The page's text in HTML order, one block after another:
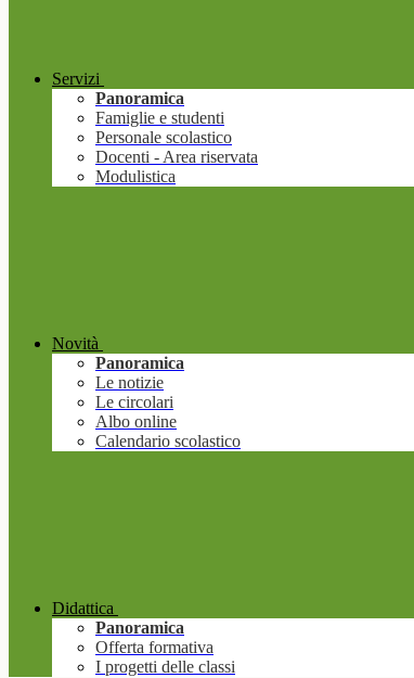
Servizi
Panoramica
Famiglie e studenti
Personale scolastico
Docenti - Area riservata
Modulistica
Novità
Panoramica
Le notizie
Le circolari
Albo online
Calendario scolastico
Didattica
Panoramica
Offerta formativa
I progetti delle classi